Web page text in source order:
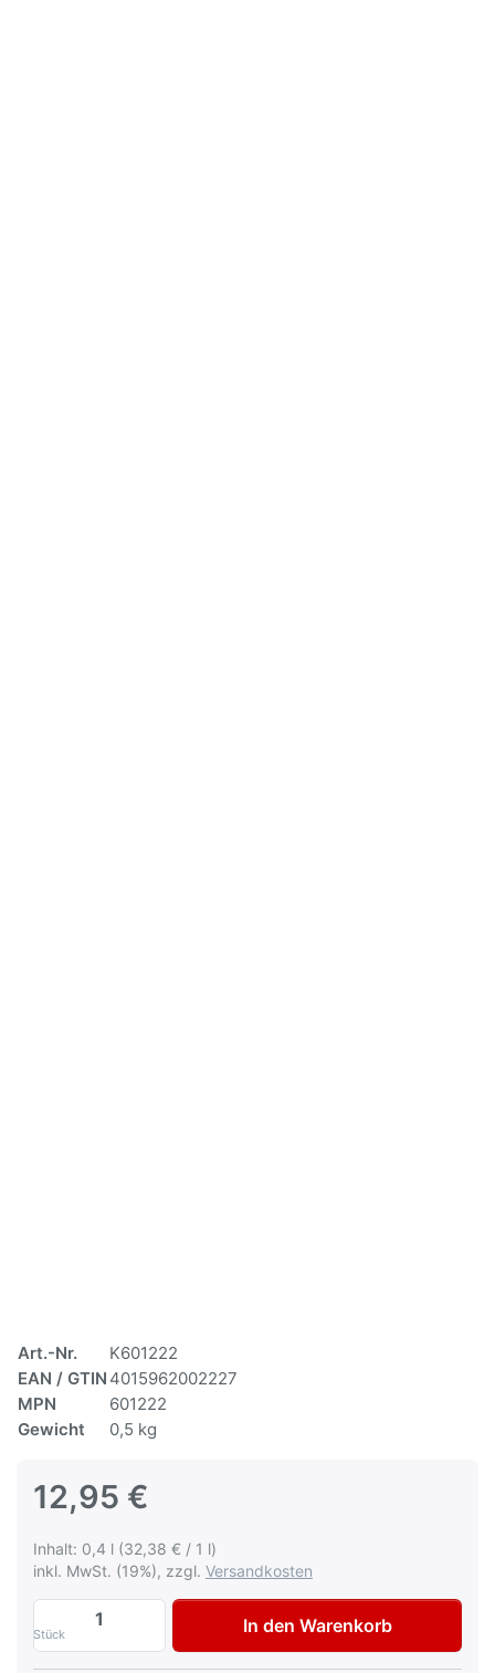
Art.-Nr.
K601222
EAN / GTIN 4015962002227
MPN
601222
Gewicht
0,5 kg
12,95 €
Inhalt: 0,4 l (32,38 € / 1 l)
inkl. MwSt. (19%), zzgl. Versandkosten
Stück
Autolack Volkswagen VW Audi LB7W
In den Warenkorb